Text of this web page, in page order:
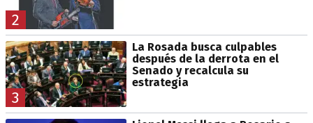
2
3
La Rosada busca culpables
después de la derrota en el
Senado y recalcula su
estrategia